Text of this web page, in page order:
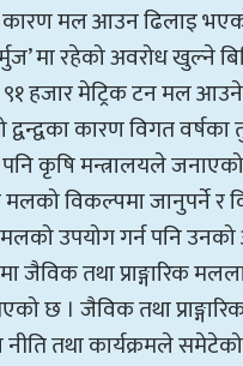
कारण मल आउन ढिलाइ
मा रहेको अवरोध खुल्ने
हजार मेट्रिक टन मल आउने
कारण विगत वर्षका
कृषि मन्त्रालयले
मलको विकल्पमा जानुपर्ने र
मलको उपयोग गर्न पनि
जैविक तथा प्राङ्गारिक
छ । जैविक तथा
तथा कार्यक्रमले